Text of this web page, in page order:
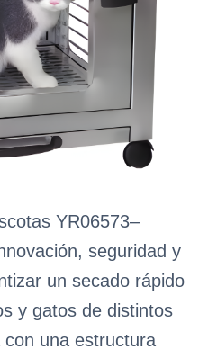
YR06573–
seguridad y
un secado rápido
y gatos de distintos
una estructura